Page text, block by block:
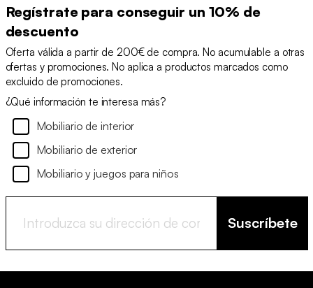
Regístrate para conseguir un 10% de
descuento
Oferta válida a partir de 200€ de compra. No acumulable a otras
ofertas y promociones. No aplica a productos marcados como
excluido de promociones.
¿Qué información te interesa más?
Mobiliario de interior
Mobiliario de exterior
Mobiliario y juegos para niños
Suscríbete